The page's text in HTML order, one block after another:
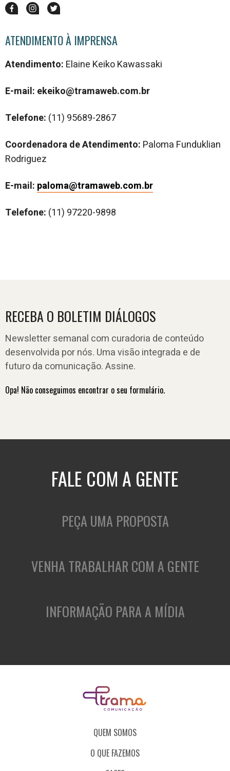
ATENDIMENTO À IMPRENSA
Atendimento: Elaine Keiko Kawassaki
E-mail: ekeiko@tramaweb.com.br
Telefone: (11) 95689-2867
Coordenadora de Atendimento: Paloma Funduklian
Rodriguez
E-mail: paloma@tramaweb.com.br
Telefone: (11) 97220-9898
RECEBA O BOLETIM DIÁLOGOS
Newsletter semanal com curadoria de conteúdo
desenvolvida por nós. Uma visão integrada e de
futuro da comunicação. Assine.
Opa! Não conseguimos encontrar o seu formulário.
FALE COM A GENTE
PEÇA UMA PROPOSTA
VENHA TRABALHAR COM A GENTE
INFORMAÇÃO PARA A MÍDIA
QUEM SOMOS
O QUE FAZEMOS